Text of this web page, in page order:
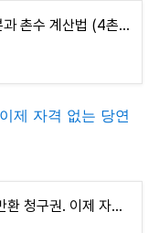
법정상속인, 법정상속분과 촌수 계산법 (4촌이내 방계혈족) 바로 알기
제 자격 없는 당연
유류분 제도와 유류분 반환 청구권. 이제 자격 없는 당연한 권리는 없어질 듯.